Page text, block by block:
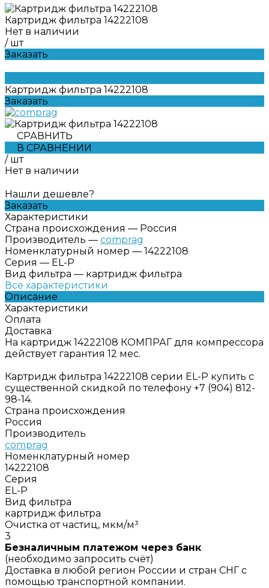
Картридж фильтра 14222108
Нет в наличии
/ шт
Заказать
Картридж фильтра 14222108
Заказать
СРАВНИТЬ
В СРАВНЕНИИ
/ шт
Нет в наличии
Нашли дешевле?
Заказать
Характеристики
Страна происхождения — Россия
Производитель — comprag
Номенклатурный номер — 14222108
Серия — EL-P
Вид фильтра — картридж фильтра
Все характеристики
Описание
Характеристики
Оплата
Доставка
На картридж 14222108 КОМПРАГ для компрессора
действует гарантия 12 мес.
Картридж фильтра 14222108 серии EL-P купить с
существенной скидкой по телефону +7 (904) 812-
98-14.
Страна происхождения
Россия
Производитель
comprag
Номенклатурный номер
14222108
Серия
EL-P
Вид фильтра
картридж фильтра
Очистка от частиц, мкм/м³
3
Безналичным платежом через банк
(необходимо запросить счёт)
Доставка в любой регион России и стран СНГ с
помощью транспортной компании.